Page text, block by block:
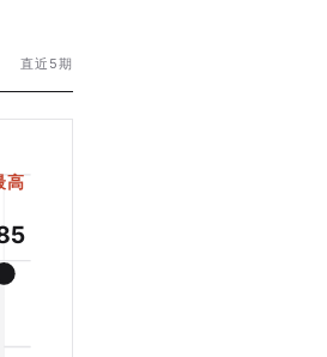
直近5期
高